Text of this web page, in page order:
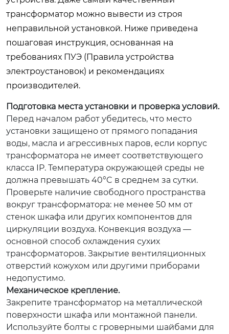
трансформатор можно вывести из строя
неправильной установкой. Ниже приведена
пошаговая инструкция, основанная на
требованиях ПУЭ (Правила устройства
электроустановок) и рекомендациях
производителей.
Подготовка места установки и проверка условий.
Перед началом работ убедитесь, что место
установки защищено от прямого попадания
воды, масла и агрессивных паров, если корпус
трансформатора не имеет соответствующего
класса IP. Температура окружающей среды не
должна превышать 40°C в среднем за сутки.
Проверьте наличие свободного пространства
вокруг трансформатора: не менее 50 мм от
стенок шкафа или других компонентов для
циркуляции воздуха. Конвекция воздуха —
основной способ охлаждения сухих
трансформаторов. Закрытие вентиляционных
отверстий кожухом или другими приборами
недопустимо.
Механическое крепление.
Закрепите трансформатор на металлической
поверхности шкафа или монтажной панели.
Используйте болты с гроверными шайбами для